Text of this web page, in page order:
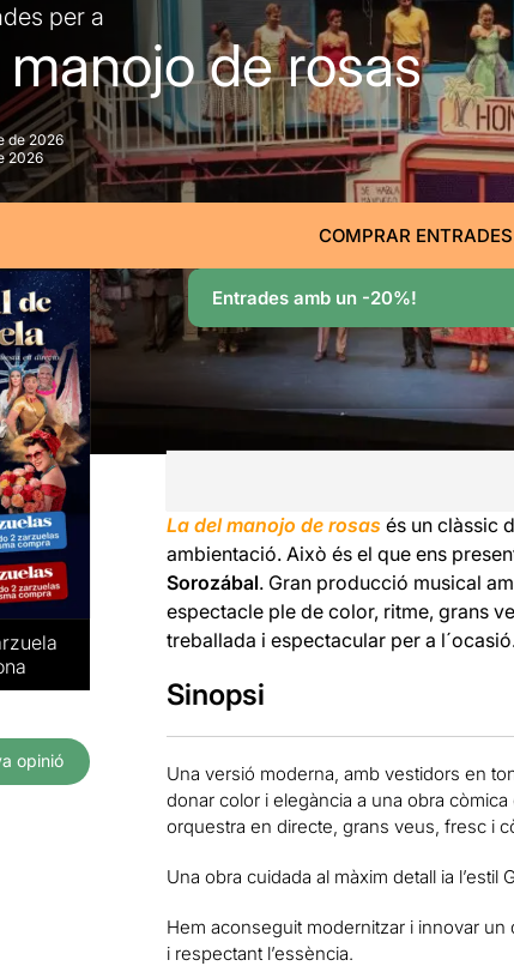
per a
de rosas
de 2026
2026
COMPRAR ENTRADES
opinió
Entrades amb un -20%!
La del manojo de rosas és un clàssic
ambientació. Això és el que ens
Sorozábal. Gran producció musical
espectacle ple de color, ritme, grans
treballada i espectacular per a
Sinopsi
Una versió moderna, amb vestidors en
donar color i elegància a una obra
orquestra en directe, grans veus, fresc i
Una obra cuidada al màxim detall ia l’estil
Hem aconseguit modernitzar i innovar
i respectant l’essència.